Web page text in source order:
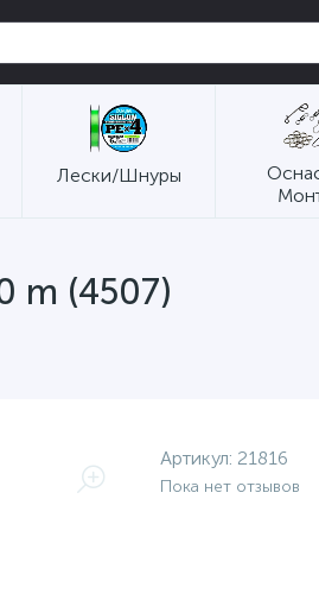
Лески/Шнуры
m (4507)
Артикул: 21816
Пока нет отзывов